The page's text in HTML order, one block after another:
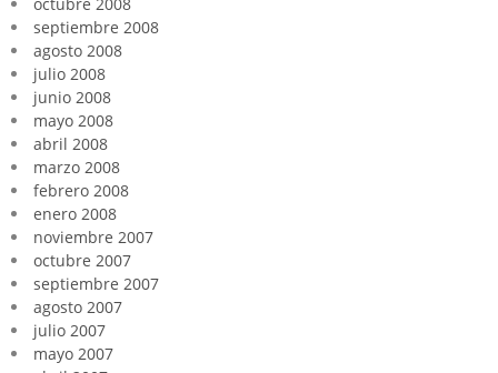
octubre 2008
septiembre 2008
agosto 2008
julio 2008
junio 2008
mayo 2008
abril 2008
marzo 2008
febrero 2008
enero 2008
noviembre 2007
octubre 2007
septiembre 2007
agosto 2007
julio 2007
mayo 2007